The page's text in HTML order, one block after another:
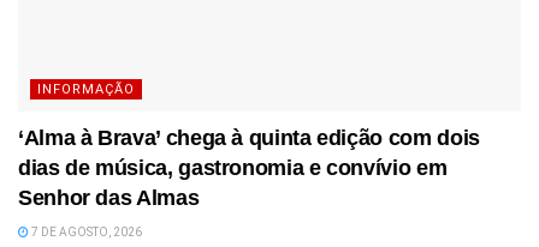
INFORMAÇÃO
‘Alma à Brava’ chega à quinta edição com dois
dias de música, gastronomia e convívio em
Senhor das Almas
7 DE AGOSTO, 2026